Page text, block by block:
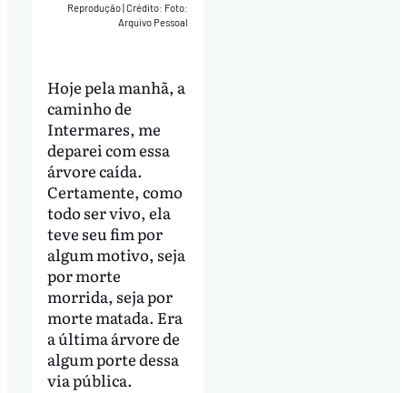
Reprodução Crédito: Foto:
Arquivo Pessoal
Hoje pela manhã, a
caminho de
Intermares, me
deparei com essa
árvore caída.
Certamente, como
todo ser vivo, ela
teve seu fim por
algum motivo, seja
por morte
morrida, seja por
morte matada. Era
a última árvore de
algum porte dessa
via pública.